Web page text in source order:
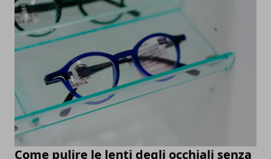
Come pulire le lenti degli occhiali senza